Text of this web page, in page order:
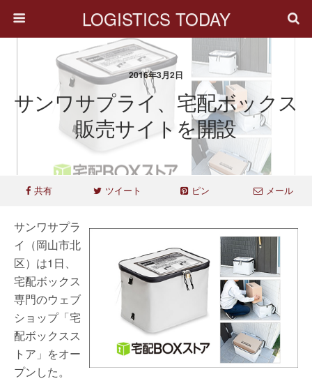
LOGISTICS TODAY
2016年3月2日
サンワサプライ、宅配ボックス
販売サイトを開設
共有 ツイート ピン メール
サンワサプラ
イ（岡山市北
区）は1日、
宅配ボックス
専門のウェブ
ショップ「宅
配ボックスス
トア」をオー
プンした。